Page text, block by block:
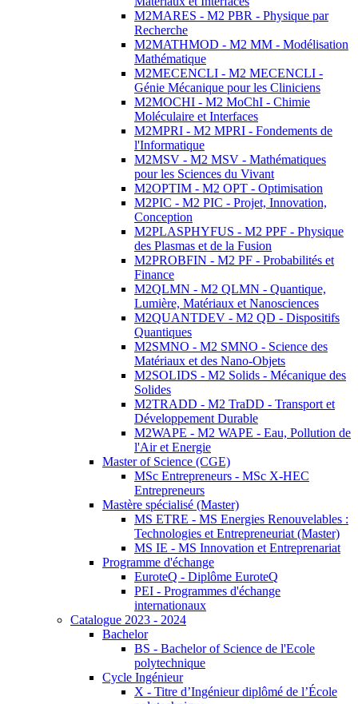
M2MARES - M2 PBR - Physique par
Recherche
M2MATHMOD - M2 MM - Modélisation
Mathématique
M2MECENCLI - M2 MECENCLI -
Génie Mécanique pour les Cliniciens
M2MOCHI - M2 MoChI - Chimie
Moléculaire et Interfaces
M2MPRI - M2 MPRI - Fondements de
l'Informatique
M2MSV - M2 MSV - Mathématiques
pour les Sciences du Vivant
M2OPTIM - M2 OPT - Optimisation
M2PIC - M2 PIC - Projet, Innovation,
Conception
M2PLASPHYFUS - M2 PPF - Physique
des Plasmas et de la Fusion
M2PROBFIN - M2 PF - Probabilités et
Finance
M2QLMN - M2 QLMN - Quantique,
Lumière, Matériaux et Nanosciences
M2QUANTDEV - M2 QD - Dispositifs
Quantiques
M2SMNO - M2 SMNO - Science des
Matériaux et des Nano-Objets
M2SOLIDS - M2 Solids - Mécanique des
Solides
M2TRADD - M2 TraDD - Transport et
Développement Durable
M2WAPE - M2 WAPE - Eau, Pollution de
l'Air et Energie
Master of Science (CGE)
MSc Entrepreneurs - MSc X-HEC
Entrepreneurs
Mastère spécialisé (Master)
MS ETRE - MS Energies Renouvelables :
Technologies et Entrepreneuriat (Master)
MS IE - MS Innovation et Entreprenariat
Programme d'échange
EuroteQ - Diplôme EuroteQ
PEI - Programmes d'échange
internationaux
Catalogue 2023 - 2024
Bachelor
BS - Bachelor of Science de l'Ecole
polytechnique
Cycle Ingénieur
X - Titre d’Ingénieur diplômé de l’École